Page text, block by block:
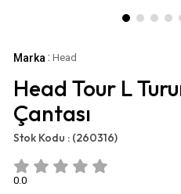
Marka : Head
Head Tour L
Çantası
Stok Kodu : (260316)
0.0